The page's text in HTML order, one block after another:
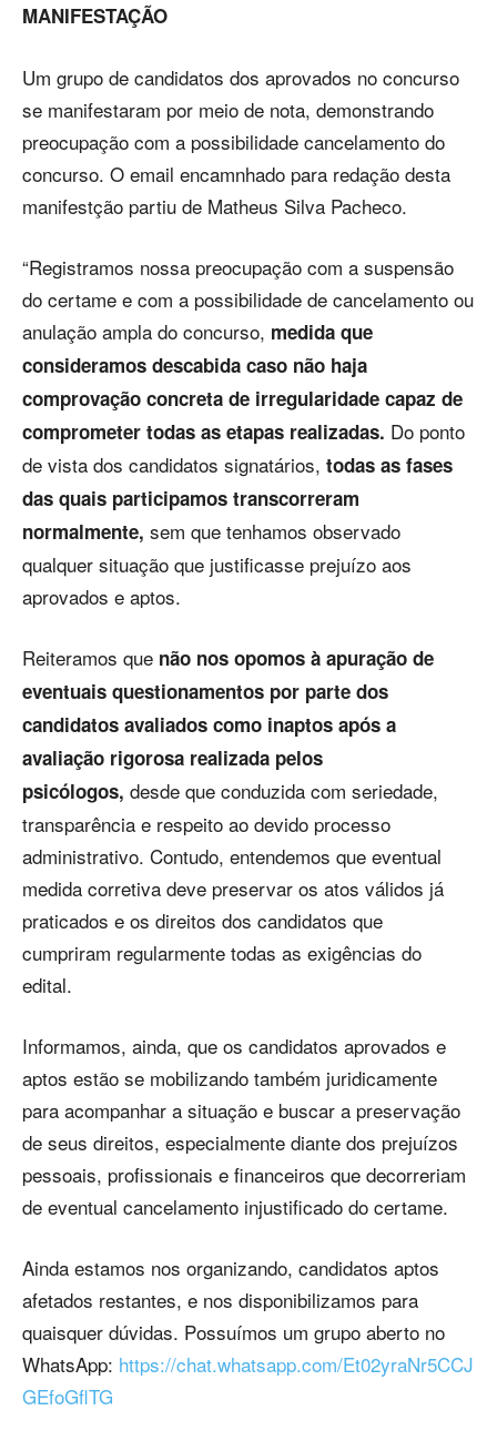
MANIFESTAÇÃO
Um grupo de candidatos dos aprovados no concurso
se manifestaram por meio de nota, demonstrando
preocupação com a possibilidade cancelamento do
concurso. O email encamnhado para redação desta
manifestção partiu de Matheus Silva Pacheco.
“Registramos nossa preocupação com a suspensão
do certame e com a possibilidade de cancelamento ou
anulação ampla do concurso, medida que
consideramos descabida caso não haja
comprovação concreta de irregularidade capaz de
comprometer todas as etapas realizadas. Do ponto
de vista dos candidatos signatários, todas as fases
das quais participamos transcorreram
normalmente, sem que tenhamos observado
qualquer situação que justificasse prejuízo aos
aprovados e aptos.
Reiteramos que não nos opomos à apuração de
eventuais questionamentos por parte dos
candidatos avaliados como inaptos após a
avaliação rigorosa realizada pelos
psicólogos, desde que conduzida com seriedade,
transparência e respeito ao devido processo
administrativo. Contudo, entendemos que eventual
medida corretiva deve preservar os atos válidos já
praticados e os direitos dos candidatos que
cumpriram regularmente todas as exigências do
edital.
Informamos, ainda, que os candidatos aprovados e
aptos estão se mobilizando também juridicamente
para acompanhar a situação e buscar a preservação
de seus direitos, especialmente diante dos prejuízos
pessoais, profissionais e financeiros que decorreriam
de eventual cancelamento injustificado do certame.
Ainda estamos nos organizando, candidatos aptos
afetados restantes, e nos disponibilizamos para
quaisquer dúvidas. Possuímos um grupo aberto no
WhatsApp: https://chat.whatsapp.com/Et02yraNr5CCJ
GEfoGflTG